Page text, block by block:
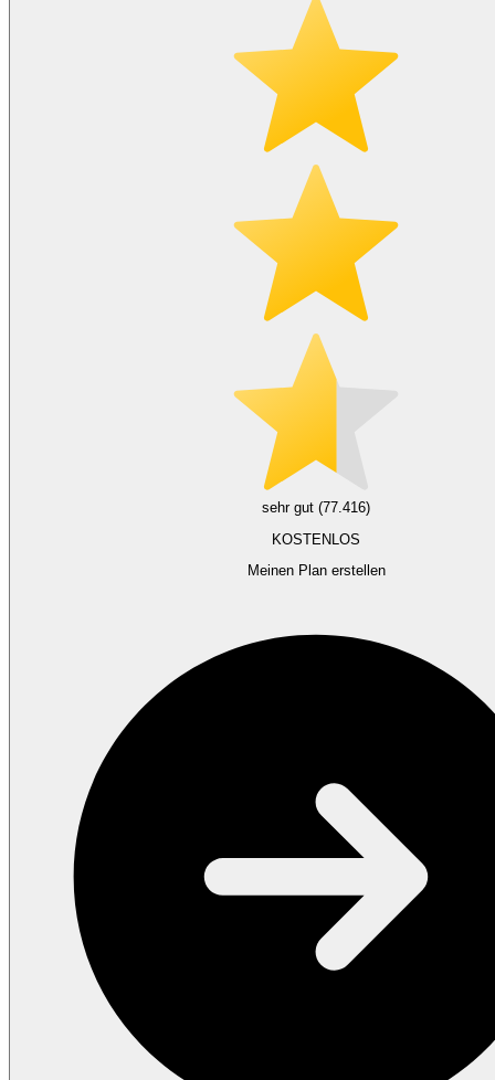
sehr gut (77.416)
KOSTENLOS
Meinen Plan erstellen